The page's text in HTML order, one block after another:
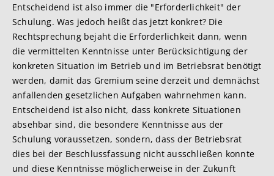
Entscheidend ist also immer die "Erforderlichkeit" der
Schulung. Was jedoch heißt das jetzt konkret? Die
Rechtsprechung bejaht die Erforderlichkeit dann, wenn
die vermittelten Kenntnisse unter Berücksichtigung der
konkreten Situation im Betrieb und im Betriebsrat benötigt
werden, damit das Gremium seine derzeit und demnächst
anfallenden gesetzlichen Aufgaben wahrnehmen kann.
Entscheidend ist also nicht, dass konkrete Situationen
absehbar sind, die besondere Kenntnisse aus der
Schulung voraussetzen, sondern, dass der Betriebsrat
dies bei der Beschlussfassung nicht ausschließen konnte
und diese Kenntnisse möglicherweise in der Zukunft